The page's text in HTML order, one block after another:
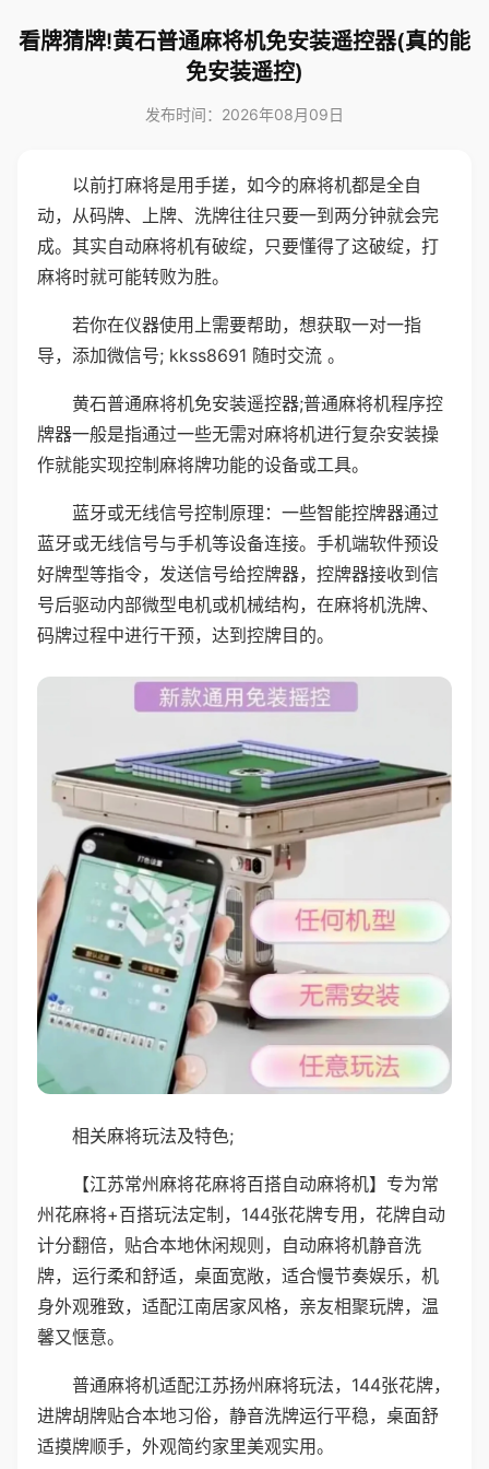
看牌猜牌!黄石普通麻将机免安装遥控器(真的能
免安装遥控)
发布时间：2026年08月09日
以前打麻将是用手搓，如今的麻将机都是全自
动，从码牌、上牌、洗牌往往只要一到两分钟就会完
成。其实自动麻将机有破绽，只要懂得了这破绽，打
麻将时就可能转败为胜。
若你在仪器使用上需要帮助，想获取一对一指
导，添加微信号; kkss8691 随时交流 。
黄石普通麻将机免安装遥控器;普通麻将机程序控
牌器一般是指通过一些无需对麻将机进行复杂安装操
作就能实现控制麻将牌功能的设备或工具。
蓝牙或无线信号控制原理：一些智能控牌器通过
蓝牙或无线信号与手机等设备连接。手机端软件预设
好牌型等指令，发送信号给控牌器，控牌器接收到信
号后驱动内部微型电机或机械结构，在麻将机洗牌、
码牌过程中进行干预，达到控牌目的。
相关麻将玩法及特色;
【江苏常州麻将花麻将百搭自动麻将机】专为常
州花麻将+百搭玩法定制，144张花牌专用，花牌自动
计分翻倍，贴合本地休闲规则，自动麻将机静音洗
牌，运行柔和舒适，桌面宽敞，适合慢节奏娱乐，机
身外观雅致，适配江南居家风格，亲友相聚玩牌，温
馨又惬意。
普通麻将机适配江苏扬州麻将玩法，144张花牌，
进牌胡牌贴合本地习俗，静音洗牌运行平稳，桌面舒
适摸牌顺手，外观简约家里美观实用。